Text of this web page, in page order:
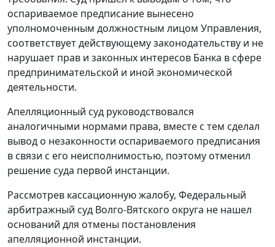
оспариваемое предписание вынесено
уполномоченным должностным лицом Управления,
соответствует действующему законодательству и не
нарушает прав и законных интересов Банка в сфере
предпринимательской и иной экономической
деятельности.
Апелляционный суд руководствовался
аналогичными нормами права, вместе с тем сделал
вывод о незаконности оспариваемого предписания
в связи с его неисполнимостью, поэтому отменил
решение суда первой инстанции.
Рассмотрев кассационную жалобу, Федеральный
арбитражный суд Волго-Вятского округа не нашел
оснований для отмены постановления
апелляционной инстанции.